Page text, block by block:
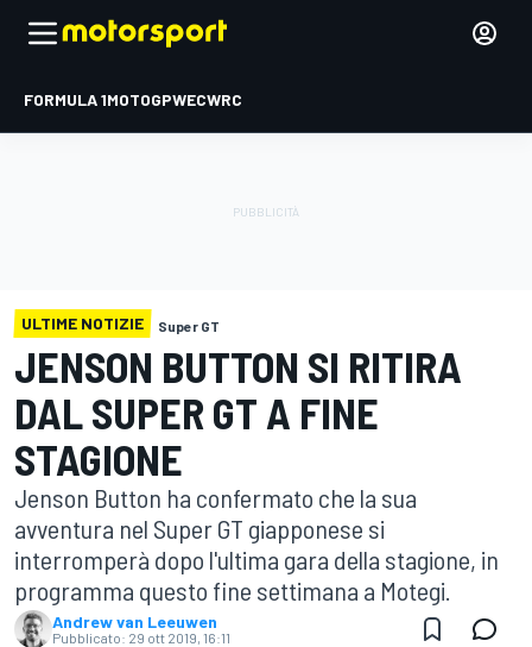
FORMULA 1MOTOGPWECWRC
ULTIME NOTIZIE Super GT
JENSON BUTTON SI RITIRA
DAL SUPER GT A FINE
STAGIONE
Jenson Button ha confermato che la sua
avventura nel Super GT giapponese si
interromperà dopo l'ultima gara della stagione, in
programma questo fine settimana a Motegi.
Andrew van Leeuwen
Pubblicato: 29 ott 2019, 16:11